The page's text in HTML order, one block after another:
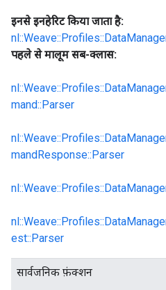
इनसे इनहेरिट किया जाता है:
पहले से मालूम सब-क्लास:
mand::Parser
mandResponse::Parser
est::Parser
सार्वजनिक फ़ंक्शन